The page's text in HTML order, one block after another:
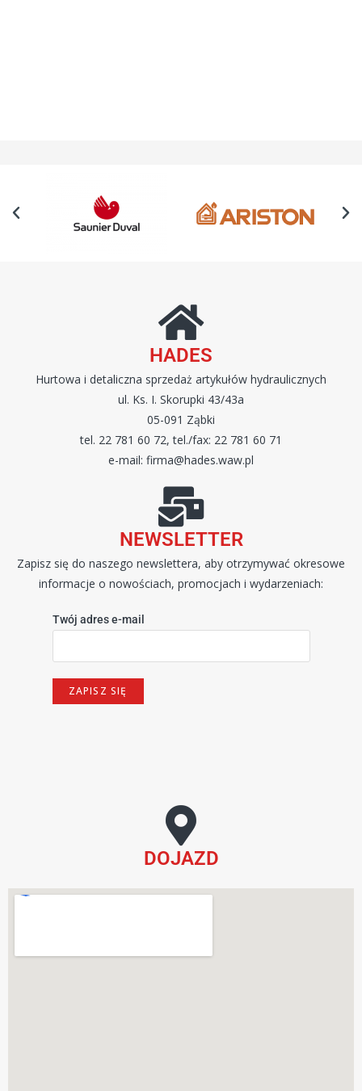
HADES
Hurtowa i detaliczna sprzedaż artykułów hydraulicznych
ul. Ks. I. Skorupki 43/43a
05-091 Ząbki
tel. 22 781 60 72, tel./fax: 22 781 60 71
e-mail: firma@hades.waw.pl
NEWSLETTER
Zapisz się do naszego newslettera, aby otrzymywać okresowe
informacje o nowościach, promocjach i wydarzeniach:
Twój adres e-mail
DOJAZD